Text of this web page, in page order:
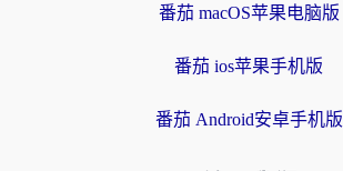
番茄 macOS苹果电脑版
番茄 ios苹果手机版
番茄 Android安卓手机版